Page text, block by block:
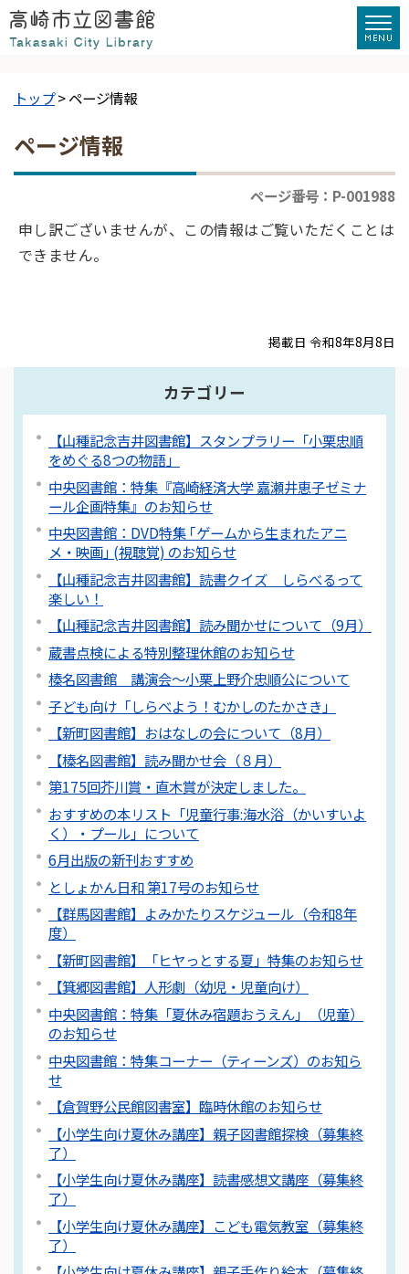
トップ> ページ情報
ページ情報
ページ番号：P-001988
申し訳ございませんが、この情報はご覧いただくことは
できません。
掲載日 令和8年8月8日
カテゴリー
【山種記念吉井図書館】スタンプラリー「小栗忠順
をめぐる8つの物語」
中央図書館：特集『高崎経済大学 嘉瀬井恵子ゼミナ
ール企画特集』のお知らせ
中央図書館：DVD特集 ｢ゲームから生まれたアニ
メ・映画｣ (視聴覚) のお知らせ
【山種記念吉井図書館】読書クイズ しらべるって
楽しい！
【山種記念吉井図書館】読み聞かせについて（9月）
蔵書点検による特別整理休館のお知らせ
榛名図書館 講演会～小栗上野介忠順公について
子ども向け「しらべよう！むかしのたかさき」
【新町図書館】おはなしの会について（8月）
【榛名図書館】読み聞かせ会（８月）
第175回芥川賞・直木賞が決定しました。
おすすめの本リスト「児童行事:海水浴（かいすいよ
く）・プール」について
6月出版の新刊おすすめ
としょかん日和 第17号のお知らせ
【群馬図書館】よみかたりスケジュール（令和8年
度）
【新町図書館】「ヒヤっとする夏」特集のお知らせ
【箕郷図書館】人形劇（幼児・児童向け）
中央図書館：特集「夏休み宿題おうえん」（児童）
のお知らせ
中央図書館：特集コーナー（ティーンズ）のお知ら
せ
【倉賀野公民館図書室】臨時休館のお知らせ
【小学生向け夏休み講座】親子図書館探検（募集終
了）
【小学生向け夏休み講座】読書感想文講座（募集終
了）
【小学生向け夏休み講座】こども電気教室（募集終
了）